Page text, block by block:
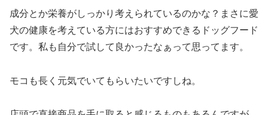
成分とか栄養がしっかり考えられているのかな？まさに愛
犬の健康を考えている方にはおすすめできるドッグフード
です。私も自分で試して良かったなぁって思ってます。
モコも長く元気でいてもらいたいですしね。